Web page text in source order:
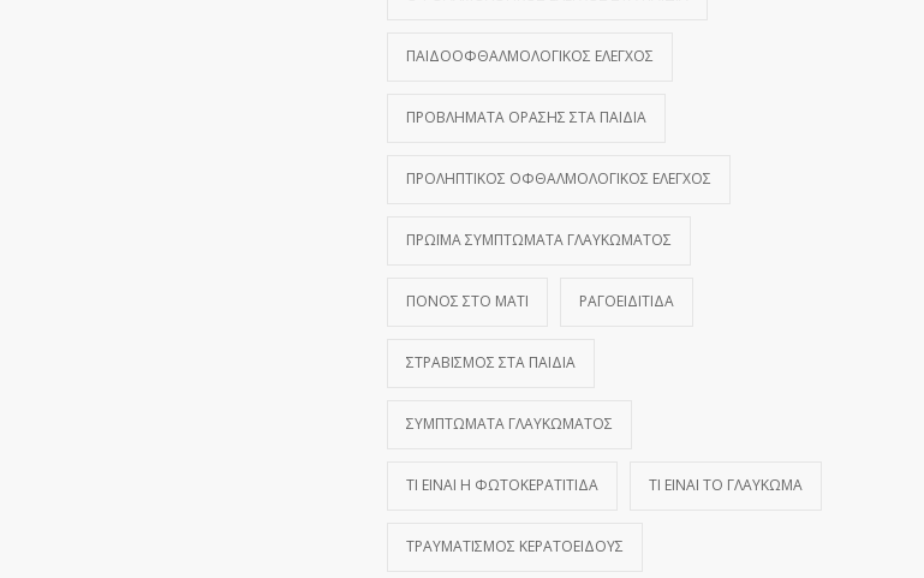
ΠΑΙΔΟΟΦΘΑΛΜΟΛΟΓΙΚΌΣ ΈΛΕΓΧΟΣ
ΠΡΟΒΛΉΜΑΤΑ ΌΡΑΣΗΣ ΣΤΑ ΠΑΙΔΙΆ
ΠΡΟΛΗΠΤΙΚΌΣ ΟΦΘΑΛΜΟΛΟΓΙΚΌΣ ΈΛΕΓΧΟΣ
ΠΡΏΙΜΑ ΣΥΜΠΤΏΜΑΤΑ ΓΛΑΥΚΏΜΑΤΟΣ
ΠΌΝΟΣ ΣΤΟ ΜΆΤΙ ΡΑΓΟΕΙΔΊΤΙΔΑ
ΣΤΡΑΒΙΣΜΌΣ ΣΤΑ ΠΑΙΔΙΆ
ΣΥΜΠΤΏΜΑΤΑ ΓΛΑΥΚΏΜΑΤΟΣ
ΤΙ ΕΊΝΑΙ Η ΦΩΤΟΚΕΡΑΤΊΤΙΔΑ ΤΙ ΕΊΝΑΙ ΤΟ ΓΛΑΎΚΩΜΑ
ΤΡΑΥΜΑΤΙΣΜΌΣ ΚΕΡΑΤΟΕΙΔΟΎΣ